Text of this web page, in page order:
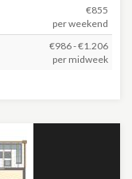
€855
per weekend
€986 - €1.206
per midweek